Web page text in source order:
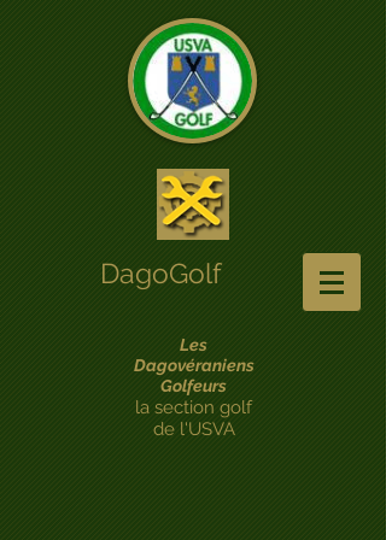
DagoGolf
Les
Dagovéraniens
Golfeurs
la section golf
de l'USVA